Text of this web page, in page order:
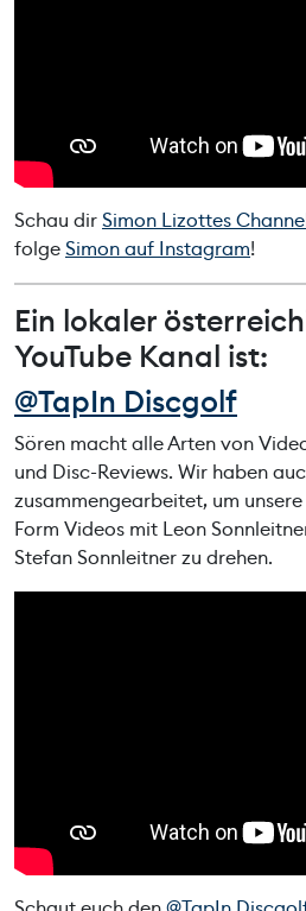
Schau dirSimon Lizottes
folgeSimon auf Instagram!
Ein lokaler
YouTube Kanal ist:
@TapIn Discgolf
Sören macht alle Arten von
und Disc-Reviews. Wir haben
zusammengearbeitet, um
Form Videos mit Leon
Stefan Sonnleitner zu drehen.